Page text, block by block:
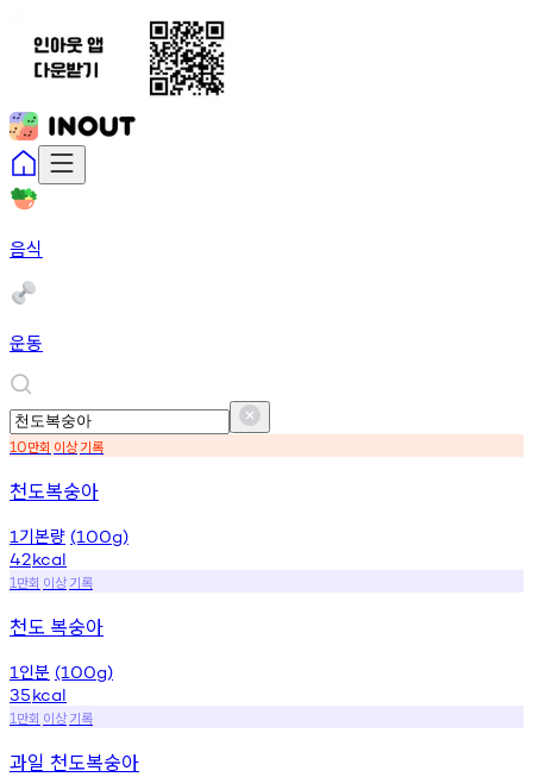
음식
운동
10만회 이상기록
천도복숭아
1 기본량 (100g)
42kcal
1 만회 이상기록
천도 복숭아
1 인분 (100g)
35kcal
1 만회 이상기록
과일 천도복숭아